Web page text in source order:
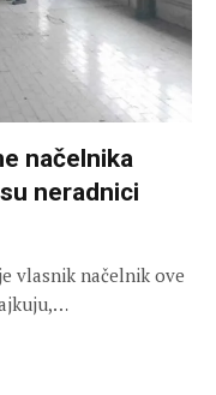
načelnika
neradnici
vlasnik načelnik ove